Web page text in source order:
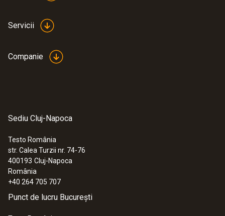
Servicii
Companie
Sediu Cluj-Napoca
Testo România
str. Calea Turzii nr. 74-76
400193 Cluj-Napoca
România
+40 264 705 707
Punct de lucru București